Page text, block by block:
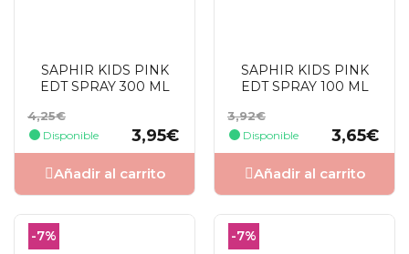
SAPHIR KIDS PINK
EDT SPRAY 300 ML
Precio
base
4,25€
Disponible
Precio
3,95€
Añadir al carrito
SAPHIR KIDS PINK
EDT SPRAY 100 ML
Precio
base
3,92€
Disponible
Precio
3,65€
Añadir al carrito
-7% -7%